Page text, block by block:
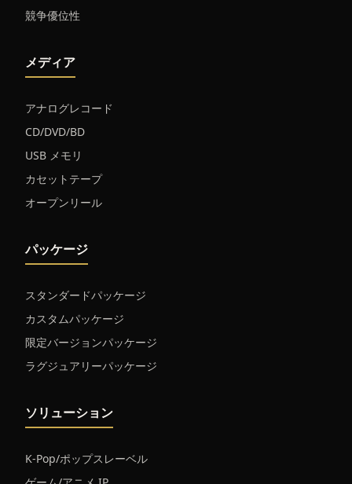
競争優位性
メディア
アナログレコード
CD/DVD/BD
USB メモリ
カセットテープ
オープンリール
パッケージ
スタンダードパッケージ
カスタムパッケージ
限定バージョンパッケージ
ラグジュアリーパッケージ
ソリューション
K-Pop/ポップスレーベル